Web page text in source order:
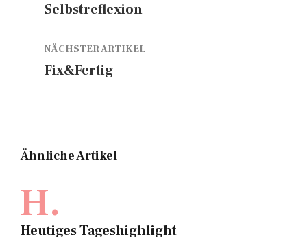
Selbstreflexion
NÄCHSTER ARTIKEL
Fix&Fertig
Ähnliche Artikel
H.
Heutiges Tageshighlight